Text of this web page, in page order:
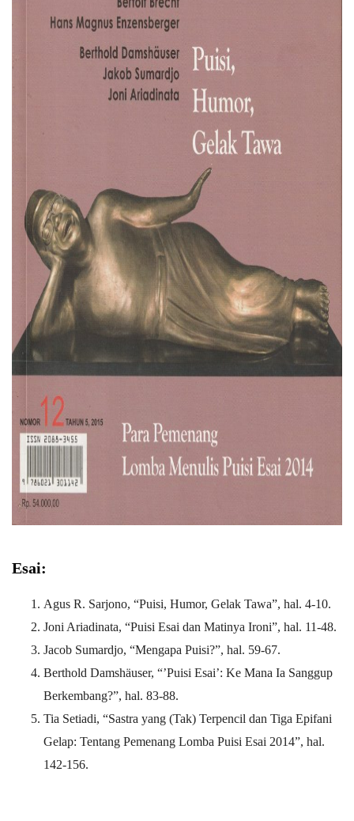
Esai:
Agus R. Sarjono, “Puisi, Humor, Gelak Tawa”, hal. 4-10.
Joni Ariadinata, “Puisi Esai dan Matinya Ironi”, hal. 11-48.
Jacob Sumardjo, “Mengapa Puisi?”, hal. 59-67.
Berthold Damshäuser, “’Puisi Esai’: Ke Mana Ia Sanggup
Berkembang?”, hal. 83-88.
Tia Setiadi, “Sastra yang (Tak) Terpencil dan Tiga Epifani
Gelap: Tentang Pemenang Lomba Puisi Esai 2014”, hal.
142-156.